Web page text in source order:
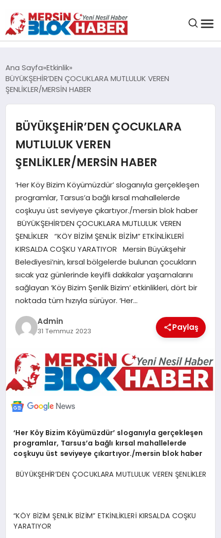
SAĞLIK
EĞITIM
SANAT
POLITIKA
YAŞAM
SPOR
ILETİŞİM
Ana Sayfa Etkinlik
BÜYÜKŞEHİR’DEN ÇOCUKLARA MUTLULUK VEREN
ŞENLİKLER/MERSİN HABER
BÜYÜKŞEHİR’DEN ÇOCUKLARA
MUTLULUK VEREN
ŞENLİKLER/MERSİN HABER
‘Her Köy Bizim Köyümüzdür’ sloganıyla gerçekleşen
programlar, Tarsus’a bağlı kırsal mahallelerde
coşkuyu üst seviyeye çıkartıyor./mersin blok haber
BÜYÜKŞEHİR’DEN ÇOCUKLARA MUTLULUK VEREN
ŞENLİKLER “KÖY BİZİM ŞENLİK BİZİM” ETKİNLİKLERİ
KIRSALDA COŞKU YARATIYOR Mersin Büyükşehir
Belediyesi’nin, kırsal bölgelerde bulunan çocukların
sıcak yaz günlerinde keyifli dakikalar yaşamalarını
sağlayan ‘Köy Bizim Şenlik Bizim’ etkinlikleri, dört bir
noktada tüm hızıyla sürüyor. ‘Her…
Admin
31 Temmuz 2023 Paylaş
‘Her Köy Bizim Köyümüzdür’ sloganıyla gerçekleşen
programlar, Tarsus’a bağlı kırsal mahallelerde
coşkuyu üst seviyeye çıkartıyor./mersin blok haber
BÜYÜKŞEHİR’DEN ÇOCUKLARA MUTLULUK VEREN ŞENLİKLER
“KÖY BİZİM ŞENLİK BİZİM” ETKİNLİKLERİ KIRSALDA COŞKU
YARATIYOR